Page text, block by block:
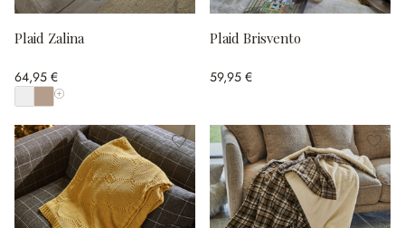
Plaid Zalina
64,95 €
Afficher toutes les couleurs
Plaid Brisvento
59,95 €